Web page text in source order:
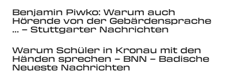
Benjamin Piwko: Warum auch
Hörende von der Gebärdensprache
… – Stuttgarter Nachrichten
Warum Schüler in Kronau mit den
Händen sprechen – BNN – Badische
Neueste Nachrichten